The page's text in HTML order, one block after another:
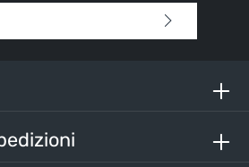
generali